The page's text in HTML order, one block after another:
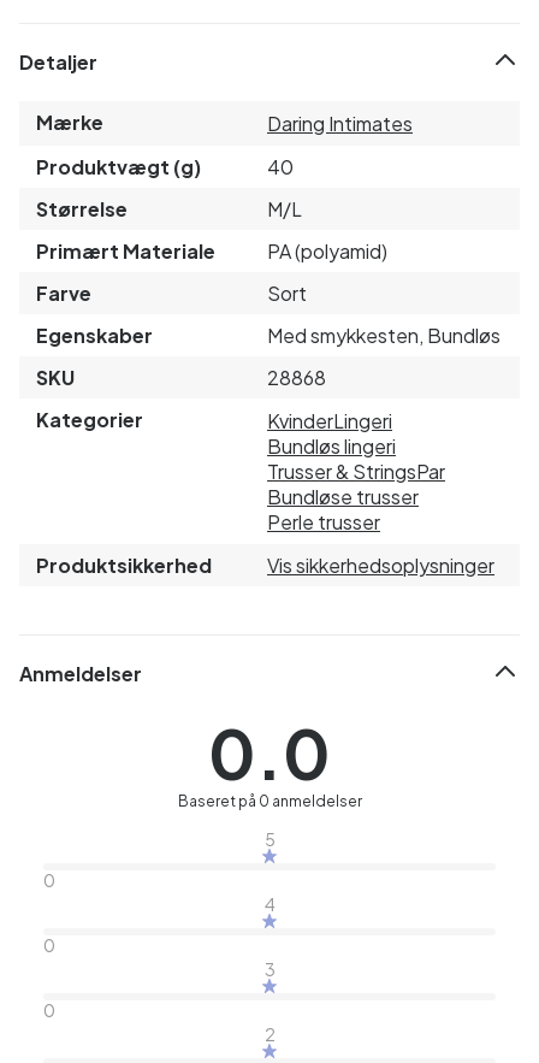
Detaljer
Mærke
Daring Intimates
Produktvægt (g)
40
Størrelse
M/L
Primært Materiale
PA (polyamid)
Farve
Sort
Egenskaber
Med smykkesten, Bundløs
SKU
28868
Kategorier
KvinderLingeri
Bundløs lingeri
Trusser & StringsPar
Bundløse trusser
Perle trusser
Produktsikkerhed
Vis sikkerhedsoplysninger
Anmeldelser
0.0
Baseret på 0 anmeldelser
5
0
4
0
3
0
2